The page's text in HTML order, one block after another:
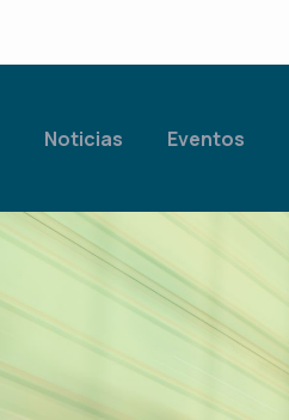
Noticias Eventos